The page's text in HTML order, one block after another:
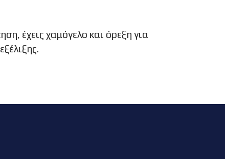
έχεις χαμόγελο και όρεξη για